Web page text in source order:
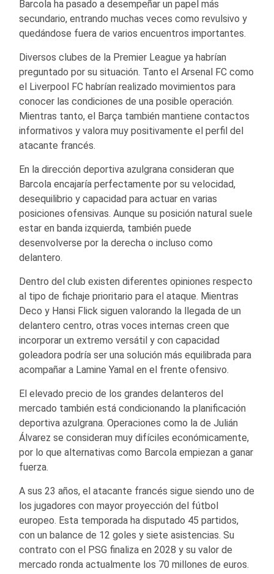
Barcola ha pasado a desempeñar un papel más
secundario, entrando muchas veces como revulsivo y
quedándose fuera de varios encuentros importantes.
Diversos clubes de la Premier League ya habrían
preguntado por su situación. Tanto el Arsenal FC como
el Liverpool FC habrían realizado movimientos para
conocer las condiciones de una posible operación.
Mientras tanto, el Barça también mantiene contactos
informativos y valora muy positivamente el perfil del
atacante francés.
En la dirección deportiva azulgrana consideran que
Barcola encajaría perfectamente por su velocidad,
desequilibrio y capacidad para actuar en varias
posiciones ofensivas. Aunque su posición natural suele
estar en banda izquierda, también puede
desenvolverse por la derecha o incluso como
delantero.
Dentro del club existen diferentes opiniones respecto
al tipo de fichaje prioritario para el ataque. Mientras
Deco y Hansi Flick siguen valorando la llegada de un
delantero centro, otras voces internas creen que
incorporar un extremo versátil y con capacidad
goleadora podría ser una solución más equilibrada para
acompañar a Lamine Yamal en el frente ofensivo.
El elevado precio de los grandes delanteros del
mercado también está condicionando la planificación
deportiva azulgrana. Operaciones como la de Julián
Álvarez se consideran muy difíciles económicamente,
por lo que alternativas como Barcola empiezan a ganar
fuerza.
A sus 23 años, el atacante francés sigue siendo uno de
los jugadores con mayor proyección del fútbol
europeo. Esta temporada ha disputado 45 partidos,
con un balance de 12 goles y siete asistencias. Su
contrato con el PSG finaliza en 2028 y su valor de
mercado ronda actualmente los 70 millones de euros.